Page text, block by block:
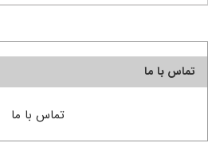
تماس با ما
تماس با ما